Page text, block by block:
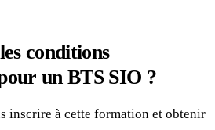
conditions
un BTS SIO ?
inscrire à cette formation et obtenir